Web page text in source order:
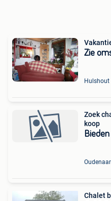
Zie
Hulshout
Zoek
koop
Bieden
Chalet